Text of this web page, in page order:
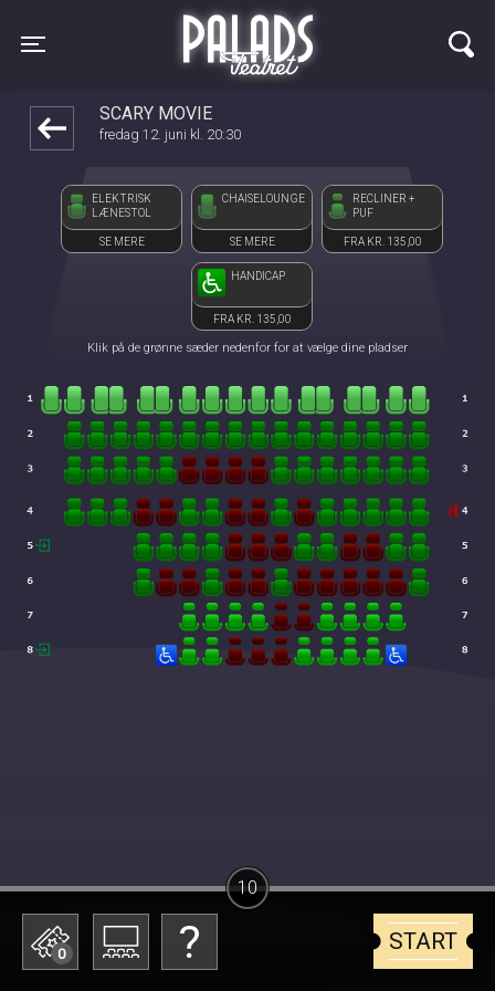
Toggle navigation
Palads Teatret
SCARY MOVIE
fredag 12. juni kl. 20:30
ELEKTRISK
LÆNESTOL
SE MERE
CHAISELOUNGE
SE MERE
RECLINER +
PUF
FRA KR. 135,00
HANDICAP
FRA KR. 135,00
Klik på de grønne sæder nedenfor for at vælge dine pladser
0 START
10
1step-front02 111224